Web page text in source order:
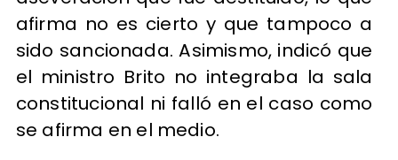
afirma no es cierto y que tampoco a
sido sancionada. Asimismo, indicó que
el ministro Brito no integraba la sala
constitucional ni falló en el caso como
se afirma en el medio.